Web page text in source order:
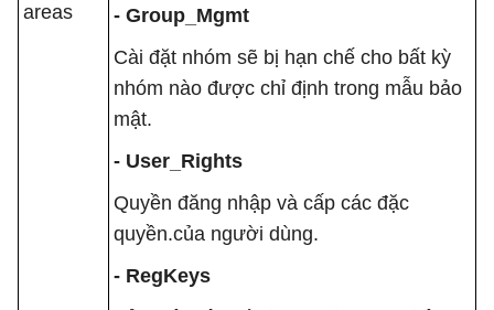
areas
- Group_Mgmt
Cài đặt nhóm sẽ bị hạn chế cho bất kỳ
nhóm nào được chỉ định trong mẫu bảo
mật.
- User_Rights
Quyền đăng nhập và cấp các đặc
quyền.của người dùng.
- RegKeys